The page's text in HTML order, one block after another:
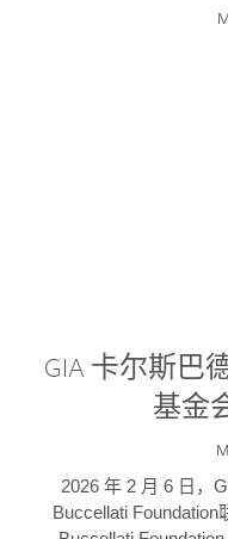
GIA 卡尔斯巴
基金
2026 年 2 月 6 日，
Buccellati